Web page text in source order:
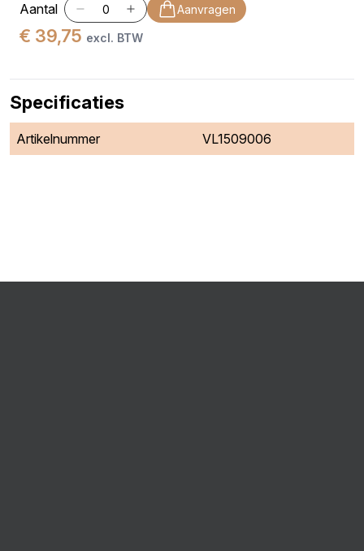
Aantal Aanvragen
€ 39,75 excl. BTW
Specificaties
Artikelnummer VL1509006